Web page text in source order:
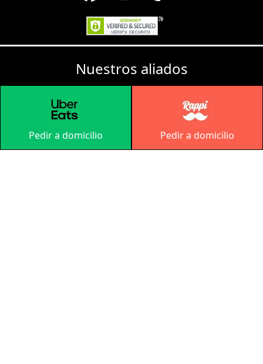
Pedir a domicilio Pedir a domicilio
Nuestros aliados